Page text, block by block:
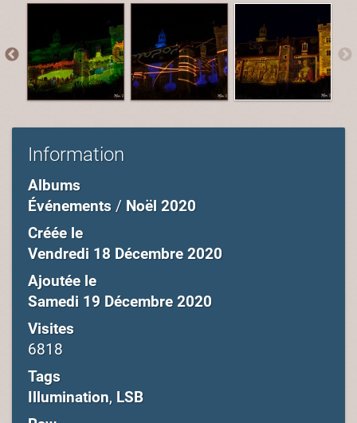
Information
Albums
Événements / Noël 2020
Créée le
Vendredi 18 Décembre 2020
Ajoutée le
Samedi 19 Décembre 2020
Visites
6818
Tags
Illumination, LSB